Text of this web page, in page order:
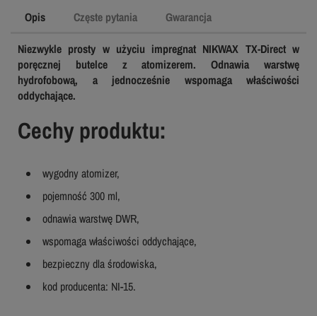
Opis Częste pytania Gwarancja
Niezwykle prosty w użyciu impregnat NIKWAX TX-Direct w
poręcznej butelce z atomizerem. Odnawia warstwę
hydrofobową, a jednocześnie wspomaga właściwości
oddychające.
Cechy produktu:
wygodny atomizer,
pojemność 300 ml,
odnawia warstwę DWR,
wspomaga właściwości oddychające,
bezpieczny dla środowiska,
kod producenta: NI-15.